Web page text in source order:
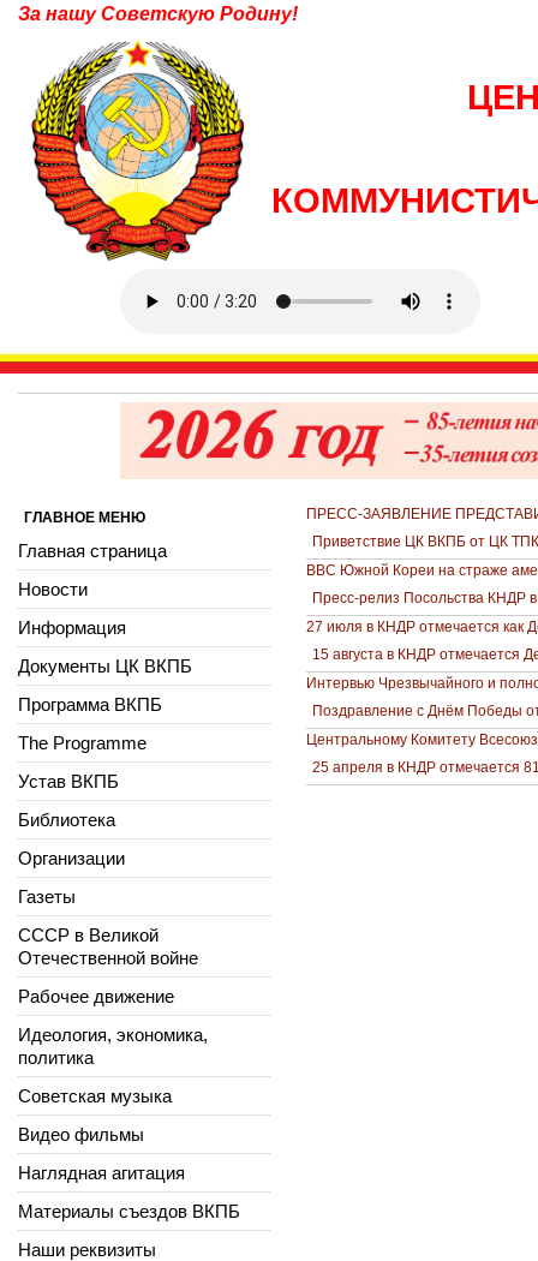
За нашу Советскую Родину!
ПРЕСС-ЗАЯВЛЕНИЕ
Приветствие ЦК ВКПБ от ЦК ТПК
ВВС Южной Кореи на страже
Пресс-релиз Посольства КНДР
27 июля в КНДР отмечается как
15 августа в КНДР отмечается
Интервью Чрезвычайного и
Поздравление с Днём Победы
Центральному Комитету
25 апреля в КНДР отмечается
ГЛАВНОЕ МЕНЮ
Главная страница
Новости
Информация
Документы ЦК ВКПБ
Программа ВКПБ
The Programme
Устав ВКПБ
Библиотека
Организации
Газеты
СССР в Великой
Отечественной войне
Рабочее движение
Идеология, экономика,
политика
Советская музыка
Видео фильмы
Наглядная агитация
Материалы съездов ВКПБ
Наши реквизиты